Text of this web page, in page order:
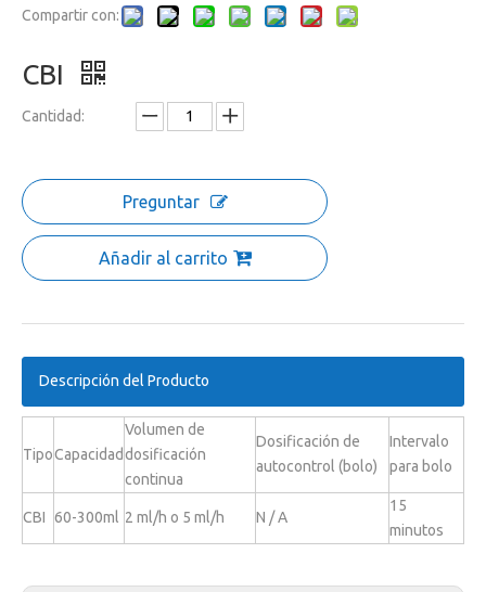
Compartir con:
CBI
Cantidad:
Preguntar
Añadir al carrito
Descripción del Producto
TipoCapacidad
Volumen de
dosificación
continua
Dosificación de
autocontrol (bolo)
Intervalo
para bolo
CBI 60-300ml 2 ml/h o 5 ml/h N / A
15
minutos